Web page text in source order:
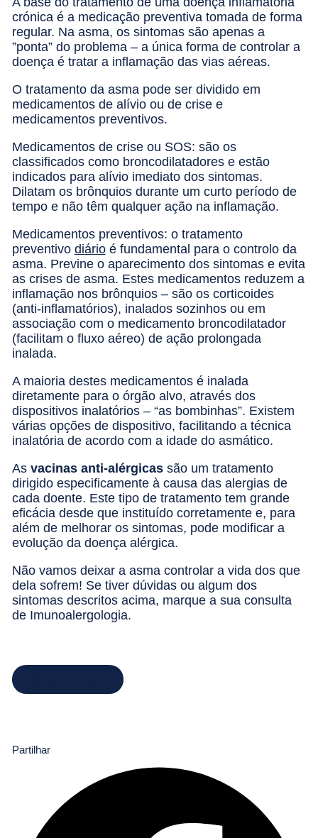
crónica é a medicação preventiva tomada de forma
regular. Na asma, os sintomas são apenas a
”ponta” do problema – a única forma de controlar a
doença é tratar a inflamação das vias aéreas.
O tratamento da asma pode ser dividido em
medicamentos de alívio ou de crise e
medicamentos preventivos.
Medicamentos de crise ou SOS: são os
classificados como broncodilatadores e estão
indicados para alívio imediato dos sintomas.
Dilatam os brônquios durante um curto período de
tempo e não têm qualquer ação na inflamação.
Medicamentos preventivos: o tratamento
preventivo diárioé fundamental para o controlo da
asma. Previne o aparecimento dos sintomas e evita
as crises de asma. Estes medicamentos reduzem a
inflamação nos brônquios – são os corticoides
(anti-inflamatórios), inalados sozinhos ou em
associação com o medicamento broncodilatador
(facilitam o fluxo aéreo) de ação prolongada
inalada.
A maioria destes medicamentos é inalada
diretamente para o órgão alvo, através dos
dispositivos inalatórios – “as bombinhas”. Existem
várias opções de dispositivo, facilitando a técnica
inalatória de acordo com a idade do asmático.
As vacinas anti-alérgicassão um tratamento
dirigido especificamente à causa das alergias de
cada doente. Este tipo de tratamento tem grande
eficácia desde que instituído corretamente e, para
além de melhorar os sintomas, pode modificar a
evolução da doença alérgica.
Não vamos deixar a asma controlar a vida dos que
dela sofrem! Se tiver dúvidas ou algum dos
sintomas descritos acima, marque a sua consulta
de Imunoalergologia.
Partilhar